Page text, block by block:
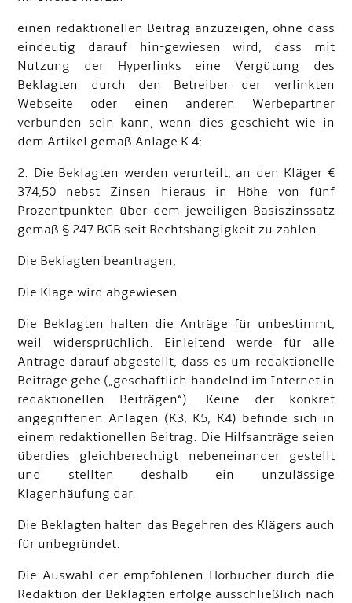
einen redaktionellen Beitrag anzuzeigen, ohne dass
eindeutig darauf hin-gewiesen wird, dass mit
Nutzung der Hyperlinks eine Vergütung des
Beklagten durch den Betreiber der verlinkten
Webseite oder einen anderen Werbepartner
verbunden sein kann, wenn dies geschieht wie in
dem Artikel gemäß Anlage K 4;
2. Die Beklagten werden verurteilt, an den Kläger €
374,50 nebst Zinsen hieraus in Höhe von fünf
Prozentpunkten über dem jeweiligen Basiszinssatz
gemäß § 247 BGB seit Rechtshängigkeit zu zahlen.
Die Beklagten beantragen,
Die Klage wird abgewiesen.
Die Beklagten halten die Anträge für unbestimmt,
weil widersprüchlich. Einleitend werde für alle
Anträge darauf abgestellt, dass es um redaktionelle
Beiträge gehe („geschäftlich handelnd im Internet in
redaktionellen Beiträgen“). Keine der konkret
angegriffenen Anlagen (K3, K5, K4) befinde sich in
einem redaktionellen Beitrag. Die Hilfsanträge seien
überdies gleichberechtigt nebeneinander gestellt
und stellten deshalb ein unzulässige
Klagenhäufung dar.
Die Beklagten halten das Begehren des Klägers auch
für unbegründet.
Die Auswahl der empfohlenen Hörbücher durch die
Redaktion der Beklagten erfolge ausschließlich nach